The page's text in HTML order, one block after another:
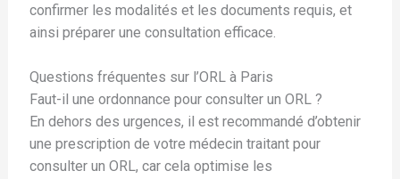
confirmer les modalités et les documents requis, et
ainsi préparer une consultation efficace.
Questions fréquentes sur l’ORL à Paris
Faut-il une ordonnance pour consulter un ORL ?
En dehors des urgences, il est recommandé d’obtenir
une prescription de votre médecin traitant pour
consulter un ORL, car cela optimise les